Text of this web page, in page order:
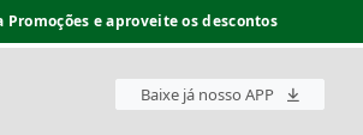
Promoções e aproveite os descontos
Baixe já nosso APP